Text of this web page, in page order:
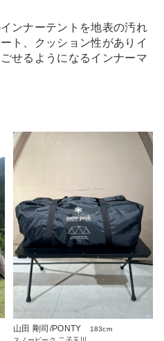
ンナーテントを地表の汚れ
ト、クッション性がありイ
せるようになるインナーマ
山田 剛司/PONTY
183cm